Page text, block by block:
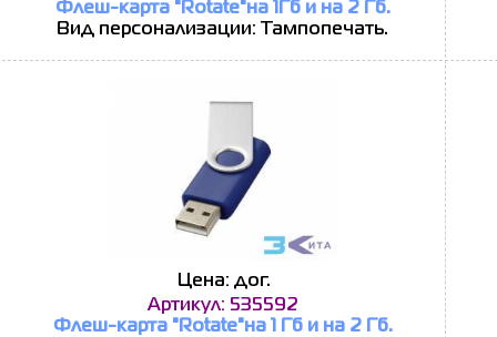
Флеш-карта "Rotate"на 1Гб и на 2 Гб.
Вид персонализации: Тампопечать.
Цена: дог.
Артикул: 535592
Флеш-карта "Rotate"на 1 Гб и на 2 Гб.